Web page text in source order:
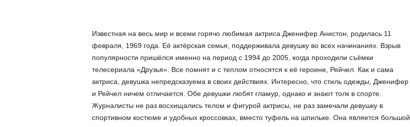
Известная на весь мир и всеми горячо любимая актриса Дженифер Анистон, родилась 11
февраля, 1969 года. Её актёрская семья, поддерживала девушку во всех начинаниях. Взрыв
популярности пришёлся именно на период с 1994 до 2005, когда проходили съёмки
телесериала «Друзья». Все помнят и с теплом относятся к её героине, Рейчел. Как и сама
актриса, девушка непредсказуема в своих действиях. Интересно, что стиль одежды, Дженифер
и Рейчел ничем отличается. Обе девушки любят гламур, однако и знают толк в спорте.
Журналисты не раз восхищались телом и фигурой актрисы, не раз замечали девушку в
спортивном костюме и удобных кроссовках, вместо туфель на шпильке. Она является большой